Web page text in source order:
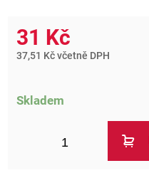
31 Kč
37,51 Kč včetně DPH
Skladem